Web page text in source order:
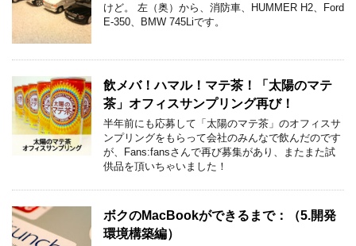
けど。 左（奥）から、消防車、HUMMER H2、Ford
E-350、BMW 745Liです。
飲メバ！ハマル！マテ茶！「太陽のマテ
茶」オフィスサンプリング再び！
半年前にも応募して「太陽のマテ茶」のオフィスサ
ンプリングをもらって会社のみんなで飲んだのです
が、Fans:fansさんで再び募集があり、またまた試
供品を頂いちゃいました！
ボクのMacBookができるまで：（5.開発
環境構築編）